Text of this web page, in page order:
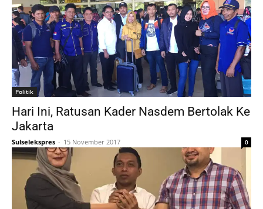
Politik
Hari Ini, Ratusan Kader Nasdem Bertolak Ke
Jakarta
Sulselekspres - 15 November 2017 0